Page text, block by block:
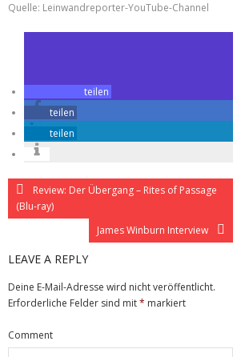
Quelle: Leinwandreporter-YouTube-Channel
teilen
teilen
teilen
Review: Der Übergang – Rites of Passage
(Blu-ray)
James Winburn Interview
LEAVE A REPLY
Deine E-Mail-Adresse wird nicht veröffentlicht.
Erforderliche Felder sind mit* markiert
Comment